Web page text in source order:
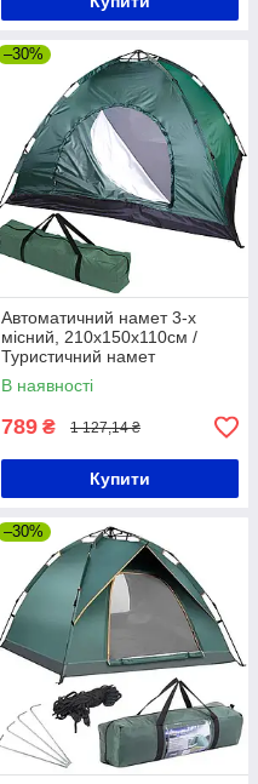
–30%
Автоматичний намет 3-х
місний, 210х150х110см /
Туристичний намет
тримісний / Намет для
кемпінгу
В наявності
789 ₴ 1 127,14 ₴
Купити
–30%